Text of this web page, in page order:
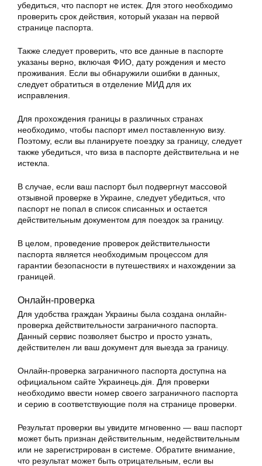
убедиться, что паспорт не истек. Для этого необходимо
проверить срок действия, который указан на первой
странице паспорта.
Также следует проверить, что все данные в паспорте
указаны верно, включая ФИО, дату рождения и место
проживания. Если вы обнаружили ошибки в данных,
следует обратиться в отделение МИД для их
исправления.
Для прохождения границы в различных странах
необходимо, чтобы паспорт имел поставленную визу.
Поэтому, если вы планируете поездку за границу, следует
также убедиться, что виза в паспорте действительна и не
истекла.
В случае, если ваш паспорт был подвергнут массовой
отзывной проверке в Украине, следует убедиться, что
паспорт не попал в список списанных и остается
действительным документом для поездок за границу.
В целом, проведение проверок действительности
паспорта является необходимым процессом для
гарантии безопасности в путешествиях и нахождении за
границей.
Онлайн-проверка
Для удобства граждан Украины была создана онлайн-
проверка действительности заграничного паспорта.
Данный сервис позволяет быстро и просто узнать,
действителен ли ваш документ для выезда за границу.
Онлайн-проверка заграничного паспорта доступна на
официальном сайте Украинець.дія. Для проверки
необходимо ввести номер своего заграничного паспорта
и серию в соответствующие поля на странице проверки.
Результат проверки вы увидите мгновенно — ваш паспорт
может быть признан действительным, недействительным
или не зарегистрирован в системе. Обратите внимание,
что результат может быть отрицательным, если вы